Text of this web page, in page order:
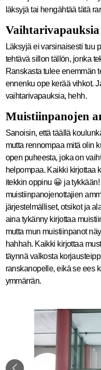
läksyjä tai hengähtää tätä
Läksyjä ei varsinaisesti tuu
tehtävä sillon tällön, jonka
Ranskasta tulee enemmän
ennenku ope kerää vihkot.
vaihtarivapauksia, hehh.
Muistiinpanojen
Sanoisin, että täällä
mutta rennompaa mitä olin
open puheesta, joka on
helpompaa. Kaikki kirjottaa
itekkin oppinu 😀 ja
muistiinpanojenottajien
järjestelmälliset, otsikot ja
aina tykänny kirjottaa
mutta mun muistiinpanot
hahhah. Kaikki kirjottaa
täynnä valkosta
ranskanopelle, eikä se ees
ymmärrän.